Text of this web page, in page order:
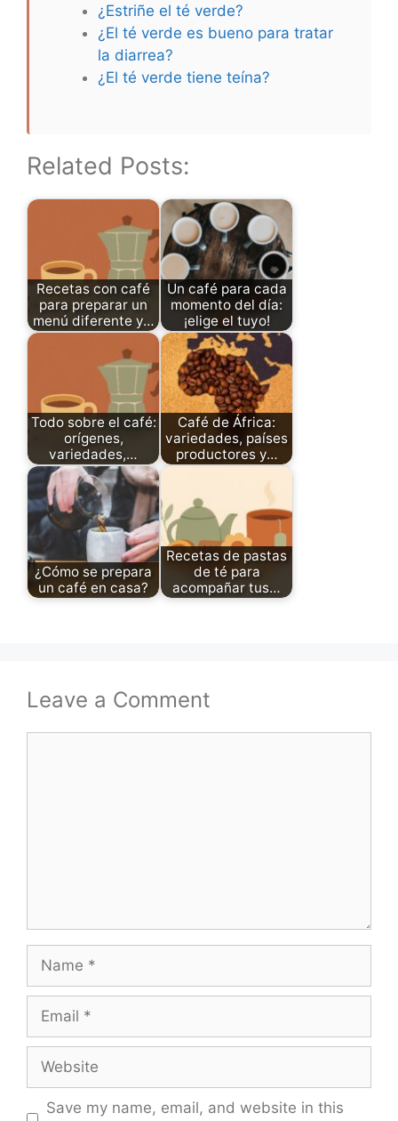
¿Estriñe el té verde?
¿El té verde es bueno para tratar
la diarrea?
¿El té verde tiene teína?
Related Posts:
Recetas con café
para preparar un
menú diferente y…
Un café para cada
momento del día:
¡elige el tuyo!
Todo sobre el café:
orígenes,
variedades,…
Café de África:
variedades, países
productores y…
¿Cómo se prepara
un café en casa?
Recetas de pastas
de té para
acompañar tus…
Leave a Comment
Save my name, email, and website in this